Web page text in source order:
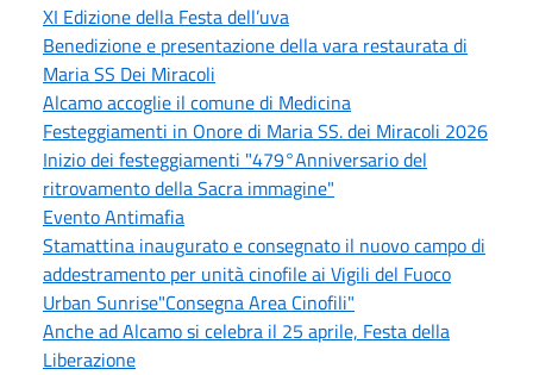
XI Edizione della Festa dell’uva
Benedizione e presentazione della vara restaurata di
Maria SS Dei Miracoli
Alcamo accoglie il comune di Medicina
Festeggiamenti in Onore di Maria SS. dei Miracoli 2026
Inizio dei festeggiamenti "479°Anniversario del
ritrovamento della Sacra immagine"
Evento Antimafia
Stamattina inaugurato e consegnato il nuovo campo di
addestramento per unità cinofile ai Vigili del Fuoco
Urban Sunrise"Consegna Area Cinofili"
Anche ad Alcamo si celebra il 25 aprile, Festa della
Liberazione